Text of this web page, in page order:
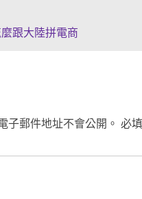
跟大陸拼電商
子郵件地址不會公開。 必